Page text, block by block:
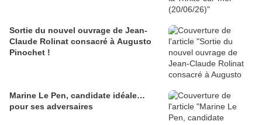
Sortie du nouvel ouvrage de Jean-
Claude Rolinat consacré à Augusto
Pinochet !
Marine Le Pen, candidate idéale…
pour ses adversaires